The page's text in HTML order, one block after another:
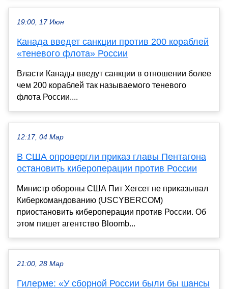
19:00, 17 Июн
Канада введет санкции против 200 кораблей
«теневого флота» России
Власти Канады введут санкции в отношении более
чем 200 кораблей так называемого теневого
флота России....
12:17, 04 Мар
В США опровергли приказ главы Пентагона
остановить кибероперации против России
Министр обороны США Пит Хегсет не приказывал
Киберкомандованию (USCYBERCOM)
приостановить кибероперации против России. Об
этом пишет агентство Bloomb...
21:00, 28 Мар
Гилерме: «У сборной России были бы шансы